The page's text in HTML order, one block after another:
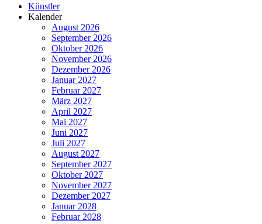
Künstler
Kalender
August 2026
September 2026
Oktober 2026
November 2026
Dezember 2026
Januar 2027
Februar 2027
März 2027
April 2027
Mai 2027
Juni 2027
Juli 2027
August 2027
September 2027
Oktober 2027
November 2027
Dezember 2027
Januar 2028
Februar 2028